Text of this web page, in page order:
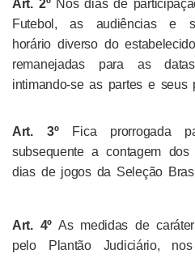
Art. 2º Nos dias de
Futebol, as audiências e
horário diverso do
remanejadas para as
intimando-se as partes e seus
Art. 3ºFica prorrogada
subsequente a contagem
dias de jogos da Seleção
Art. 4º As medidas de
pelo Plantão Judiciário,